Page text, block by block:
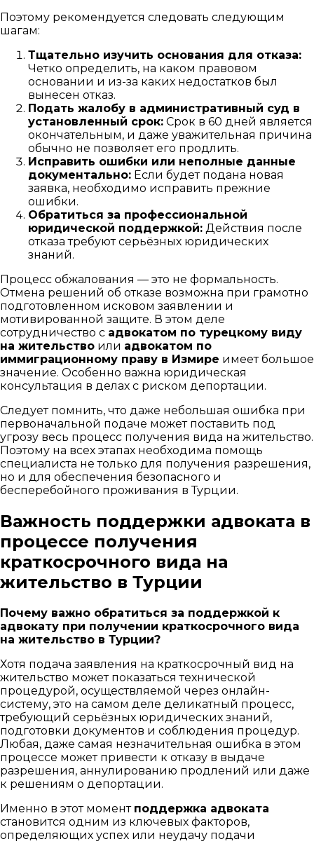
Поэтому рекомендуется следовать следующим
шагам:
Тщательно изучить основания для отказа:
Четко определить, на каком правовом
основании и из-за каких недостатков был
вынесен отказ.
Подать жалобу в административный суд в
установленный срок: Срок в 60 дней является
окончательным, и даже уважительная причина
обычно не позволяет его продлить.
Исправить ошибки или неполные данные
документально: Если будет подана новая
заявка, необходимо исправить прежние
ошибки.
Обратиться за профессиональной
юридической поддержкой: Действия после
отказа требуют серьёзных юридических
знаний.
Процесс обжалования — это не формальность.
Отмена решений об отказе возможна при грамотно
подготовленном исковом заявлении и
мотивированной защите. В этом деле
сотрудничество с адвокатом по турецкому виду
на жительство или адвокатом по
иммиграционному праву в Измире имеет большое
значение. Особенно важна юридическая
консультация в делах с риском депортации.
Следует помнить, что даже небольшая ошибка при
первоначальной подаче может поставить под
угрозу весь процесс получения вида на жительство.
Поэтому на всех этапах необходима помощь
специалиста не только для получения разрешения,
но и для обеспечения безопасного и
бесперебойного проживания в Турции.
Важность поддержки адвоката в
процессе получения
краткосрочного вида на
жительство в Турции
Почему важно обратиться за поддержкой к
адвокату при получении краткосрочного вида
на жительство в Турции?
Хотя подача заявления на краткосрочный вид на
жительство может показаться технической
процедурой, осуществляемой через онлайн-
систему, это на самом деле деликатный процесс,
требующий серьёзных юридических знаний,
подготовки документов и соблюдения процедур.
Любая, даже самая незначительная ошибка в этом
процессе может привести к отказу в выдаче
разрешения, аннулированию продлений или даже
к решениям о депортации.
Именно в этот момент поддержка адвоката
становится одним из ключевых факторов,
определяющих успех или неудачу подачи